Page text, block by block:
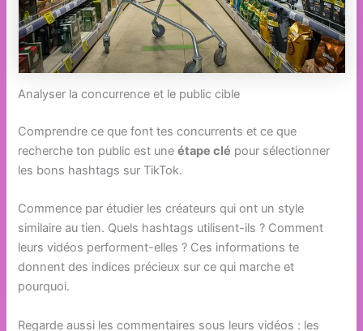
Analyser la concurrence et le public cible
Comprendre ce que font tes concurrents et ce que
recherche ton public est uneétape clé pour sélectionner
les bons hashtags sur TikTok.
Commence par étudier les créateurs qui ont un style
similaire au tien. Quels hashtags utilisent-ils ? Comment
leurs vidéos performent-elles ? Ces informations te
donnent des indices précieux sur ce qui marche et
pourquoi.
Regarde aussi les commentaires sous leurs vidéos : les